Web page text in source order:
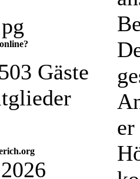
Gäste